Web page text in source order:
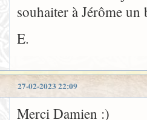
souhaiter à Jérôme
E.
27-02-2023 22:09
Merci Damien :)